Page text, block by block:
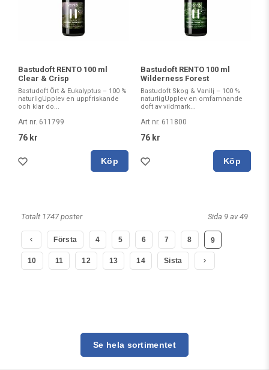
Bastudoft RENTO 100 ml
Clear & Crisp
Bastudoft Ört & Eukalyptus – 100 %
naturligUpplev en uppfriskande
och klar do...
Art nr. 611799
76 kr
Köp
Bastudoft RENTO 100 ml
Wilderness Forest
Bastudoft Skog & Vanilj – 100 %
naturligUpplev en omfamnande
doft av vildmark...
Art nr. 611800
76 kr
Köp
Totalt 1747 poster Sida 9 av 49
Första 4 5 6 7 8 9
10 11 12 13 14 Sista
Se hela sortimentet